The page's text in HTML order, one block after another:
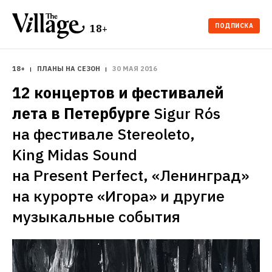
18+ ПОДПИСКА
18+ ПЛАНЫ НА СЕЗОН 30 МАЯ 2016
12 концертов и фестивалей
лета в Петербурге Sigur Rós
на фестивале Stereoleto,
King Midas Sound
на Present Perfect, «Ленинград»
на курорте «Игора» и другие
музыкальные события